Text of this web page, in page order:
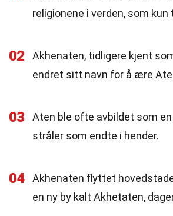
religionene i verden, som kun
02
Akhenaten, tidligere kjent
endret sitt navn for å ære
03
Aten ble ofte avbildet som
stråler som endte i hender.
04
Akhenaten flyttet
en ny by kalt Akhetaten,